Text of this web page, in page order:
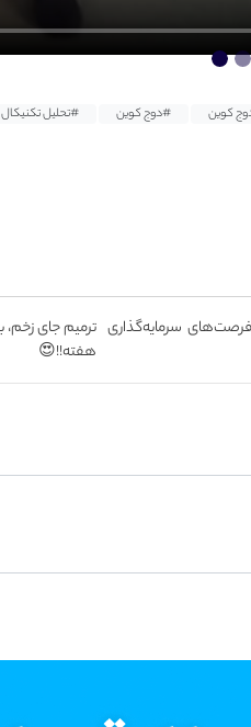
کوین #دوج کوین #تحلیل تکنیکال
سرمایه‌گذاری
هفته!!😍